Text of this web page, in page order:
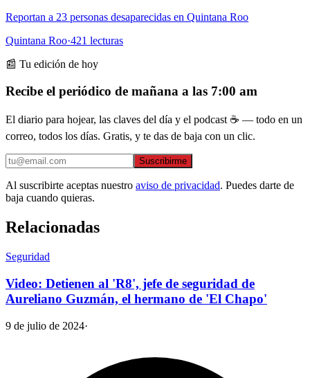
Reportan a 23 personas desaparecidas en Quintana Roo
Quintana Roo·421 lecturas
📰 Tu edición de hoy
Recibe el periódico de mañana a las 7:00 am
El diario para hojear, las claves del día y el podcast ☕ — todo en un
correo, todos los días. Gratis, y te das de baja con un clic.
Suscribirme
Al suscribirte aceptas nuestro aviso de privacidad. Puedes darte de
baja cuando quieras.
Relacionadas
Seguridad
Video: Detienen al 'R8', jefe de seguridad de
Aureliano Guzmán, el hermano de 'El Chapo'
9 de julio de 2024·